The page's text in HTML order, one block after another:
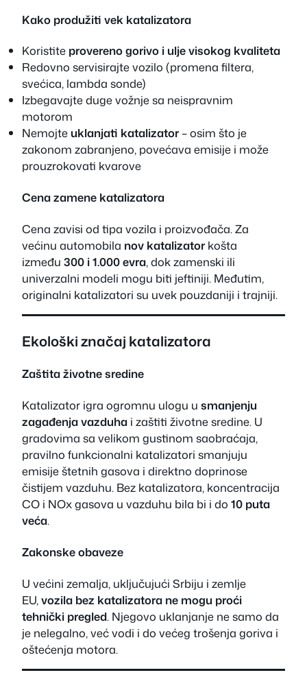
Kako produžiti vek katalizatora
Koristite provereno gorivo i ulje visokog kvaliteta
Redovno servisirajte vozilo (promena filtera,
svećica, lambda sonde)
Izbegavajte duge vožnje sa neispravnim
motorom
Nemojte uklanjati katalizator– osim što je
zakonom zabranjeno, povećava emisije i može
prouzrokovati kvarove
Cena zamene katalizatora
Cena zavisi od tipa vozila i proizvođača. Za
većinu automobila nov katalizator košta
između 300 i 1.000 evra, dok zamenski ili
univerzalni modeli mogu biti jeftiniji. Međutim,
originalni katalizatori su uvek pouzdaniji i trajniji.
Ekološki značaj katalizatora
Zaštita životne sredine
Katalizator igra ogromnu ulogu u smanjenju
zagađenja vazduha i zaštiti životne sredine. U
gradovima sa velikom gustinom saobraćaja,
pravilno funkcionalni katalizatori smanjuju
emisije štetnih gasova i direktno doprinose
čistijem vazduhu. Bez katalizatora, koncentracija
CO i NOx gasova u vazduhu bila bi i do 10 puta
veća.
Zakonske obaveze
U većini zemalja, uključujući Srbiju i zemlje
EU, vozila bez katalizatora ne mogu proći
tehnički pregled. Njegovo uklanjanje ne samo da
je nelegalno, već vodi i do većeg trošenja goriva i
oštećenja motora.